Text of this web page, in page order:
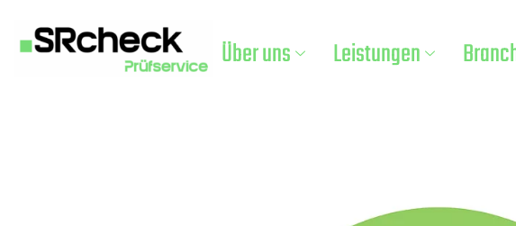
Über uns Leistungen